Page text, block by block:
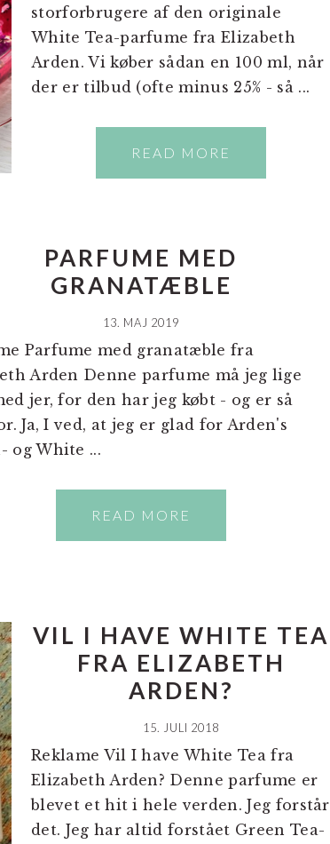
storforbrugere af den originale
White Tea-parfume fra Elizabeth
Arden. Vi køber sådan en 100 ml, når
der er tilbud (ofte minus 25% - så ...
READ MORE
PARFUME MED
GRANATÆBLE
13. MAJ 2019
Parfume med granatæble fra
Arden Denne parfume må jeg lige
jer, for den har jeg købt - og er så
Ja, I ved, at jeg er glad for Arden's
og White ...
READ MORE
VIL I HAVE WHITE TEA
FRA ELIZABETH
ARDEN?
15. JULI 2018
Reklame Vil I have White Tea fra
Elizabeth Arden? Denne parfume er
blevet et hit i hele verden. Jeg forstår
det. Jeg har altid forstået Green Tea-